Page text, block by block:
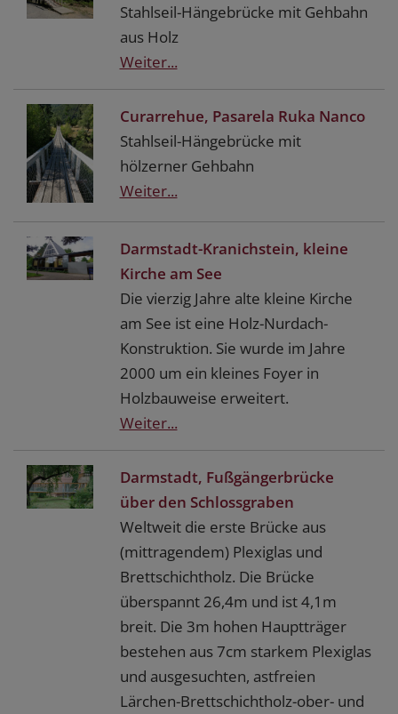
Stahlseil-Hängebrücke mit Gehbahn
aus Holz
Weiter...
Curarrehue, Pasarela Ruka Nanco
Stahlseil-Hängebrücke mit
hölzerner Gehbahn
Weiter...
Darmstadt-Kranichstein, kleine
Kirche am See
Die vierzig Jahre alte kleine Kirche
am See ist eine Holz-Nurdach-
Konstruktion. Sie wurde im Jahre
2000 um ein kleines Foyer in
Holzbauweise erweitert.
Weiter...
Darmstadt, Fußgängerbrücke
über den Schlossgraben
Weltweit die erste Brücke aus
(mittragendem) Plexiglas und
Brettschichtholz. Die Brücke
überspannt 26,4m und ist 4,1m
breit. Die 3m hohen Hauptträger
bestehen aus 7cm starkem Plexiglas
und ausgesuchten, astfreien
Lärchen-Brettschichtholz-ober- und